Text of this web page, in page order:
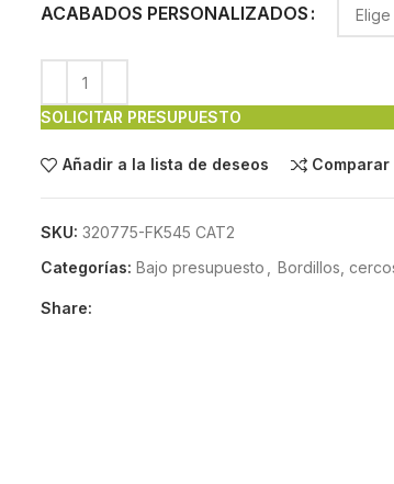
ACABADOS PERSONALIZADOS
SOLICITAR PRESUPUESTO
Añadir a la lista de deseos Comparar
SKU: 320775-FK545 CAT2
Categorías: Bajo presupuesto Bordillos,
Share: